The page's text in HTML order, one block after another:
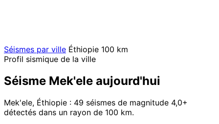
Séismes par ville Éthiopie 100 km
Profil sismique de la ville
Séisme Mek'ele aujourd'hui
Mek'ele, Éthiopie : 49 séismes de magnitude 4,0+
détectés dans un rayon de 100 km.